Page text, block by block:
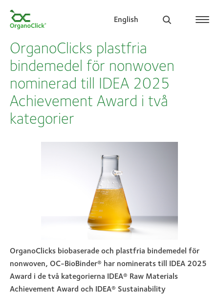
English
Search for:
OrganoClicks plastfria
bindemedel för nonwoven
nominerad till IDEA 2025
Achievement Award i två
kategorier
OrganoClicks biobaserade och plastfria bindemedel för
nonwoven, OC-BioBinder® har nominerats till IDEA 2025
Award i de två kategorierna IDEA® Raw Materials
Achievement Award och IDEA® Sustainability